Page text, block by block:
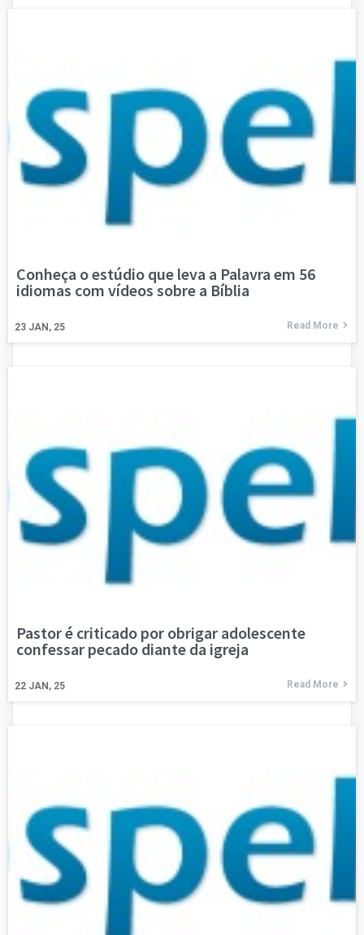
Conheça o estúdio que leva a Palavra em 56
idiomas com vídeos sobre a Bíblia
23 JAN, 25 Read More
Pastor é criticado por obrigar adolescente
confessar pecado diante da igreja
22 JAN, 25 Read More